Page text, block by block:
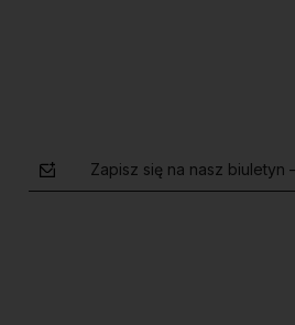
Zapisz się na nasz biuletyn